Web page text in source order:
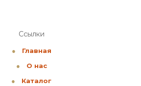
Ссылки
●
Главная
●
О нас
●
Каталог